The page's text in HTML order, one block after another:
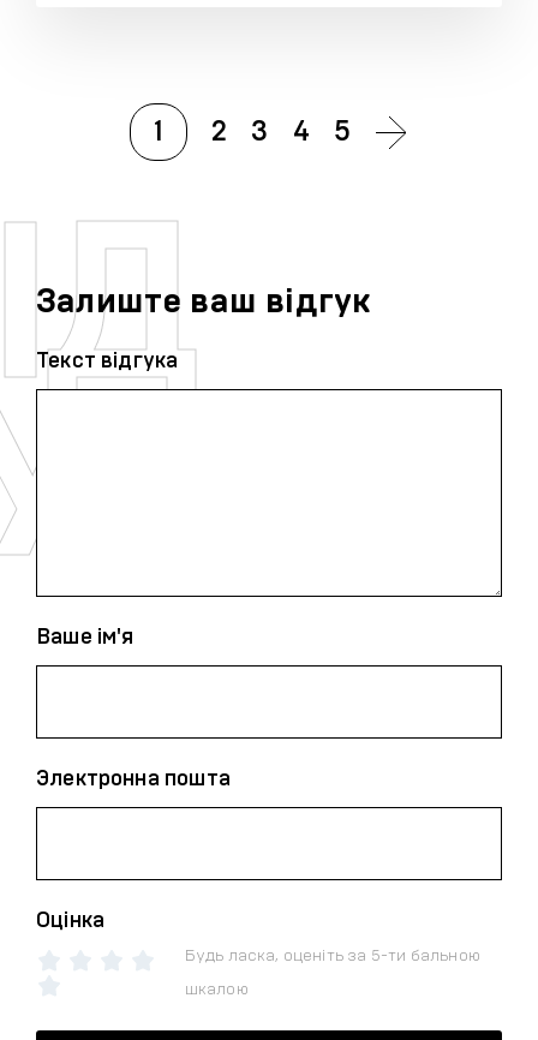
1 2 3 4 5
Залиште ваш відгук
Текст відгука
Ваше ім'я
Электронна пошта
Оцінка
Будь ласка, оценіть за 5-ти бальною
шкалою